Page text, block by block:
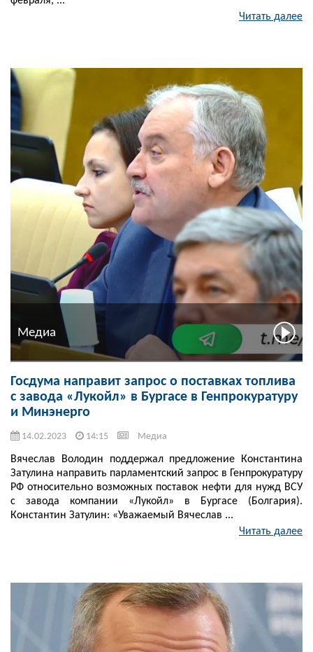
Читать далее
Медиа
Госдума направит запрос о поставках топлива
с завода «Лукойл» в Бургасе в Генпрокуратуру
и Минэнерго
14.02.2023 14:15 Медиа
Вячеслав Володин поддержал предложение Константина
Затулина направить парламентский запрос в Генпрокуратуру
РФ относительно возможных поставок нефти для нужд ВСУ
с завода компании «Лукойл» в Бургасе (Болгария).
Константин Затулин: «Уважаемый Вячеслав ...
Читать далее